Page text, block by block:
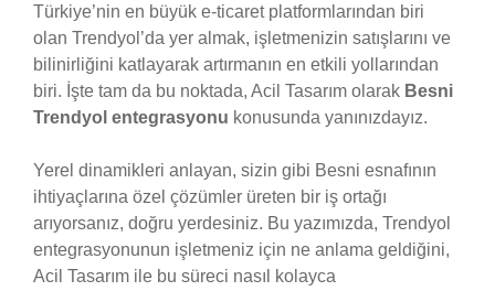
Türkiye’nin en büyük e-ticaret platformlarından biri
olan Trendyol’da yer almak, işletmenizin satışlarını ve
bilinirliğini katlayarak artırmanın en etkili yollarından
biri. İşte tam da bu noktada, Acil Tasarım olarak Besni
Trendyol entegrasyonu konusunda yanınızdayız.
Yerel dinamikleri anlayan, sizin gibi Besni esnafının
ihtiyaçlarına özel çözümler üreten bir iş ortağı
arıyorsanız, doğru yerdesiniz. Bu yazımızda, Trendyol
entegrasyonunun işletmeniz için ne anlama geldiğini,
Acil Tasarım ile bu süreci nasıl kolayca